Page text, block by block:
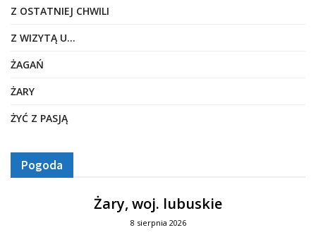
Z OSTATNIEJ CHWILI
Z WIZYTĄ U…
ŻAGAŃ
ŻARY
ŻYĆ Z PASJĄ
Pogoda
Żary, woj. lubuskie
8 sierpnia 2026